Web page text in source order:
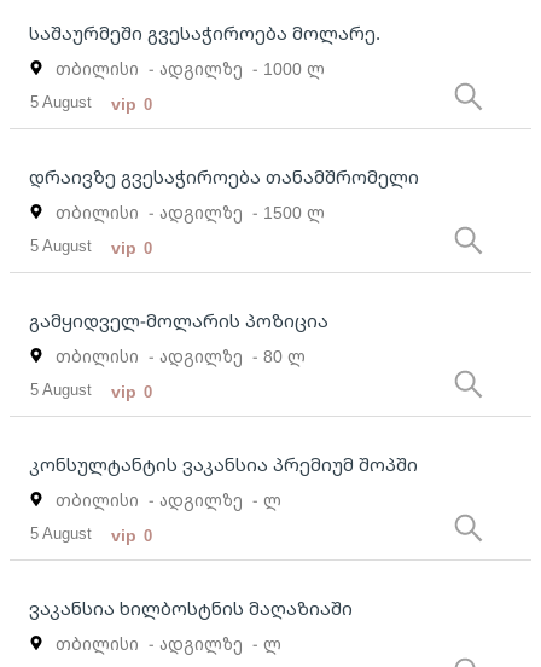
საშაურმეში გვესაჭიროება მოლარე.
თბილისი - ადგილზე - 1000 ლ
5 August vip 0
დრაივზე გვესაჭიროება თანამშრომელი
თბილისი - ადგილზე - 1500 ლ
5 August vip 0
გამყიდველ-მოლარის პოზიცია
თბილისი - ადგილზე - 80 ლ
5 August vip 0
კონსულტანტის ვაკანსია პრემიუმ შოპში
თბილისი - ადგილზე - ლ
5 August vip 0
ვაკანსია ხილბოსტნის მაღაზიაში
თბილისი - ადგილზე - ლ